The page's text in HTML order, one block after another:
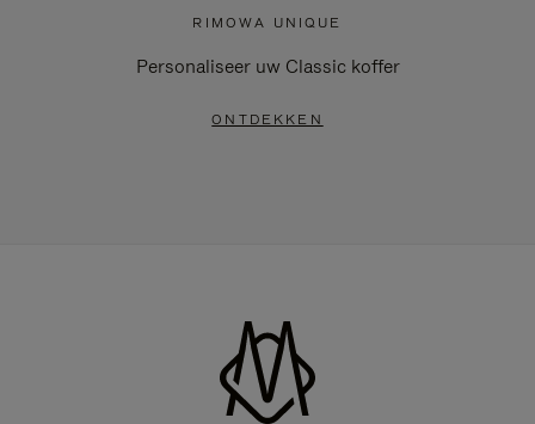
RIMOWA UNIQUE
Personaliseer uw Classic koffer
ONTDEKKEN